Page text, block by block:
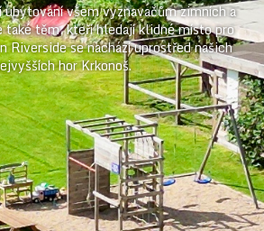
všem vyznavačům zimních a
těm, kteří hledají klidné místo pro
Riverside se nachází uprostřed našich
hor Krkonoš.